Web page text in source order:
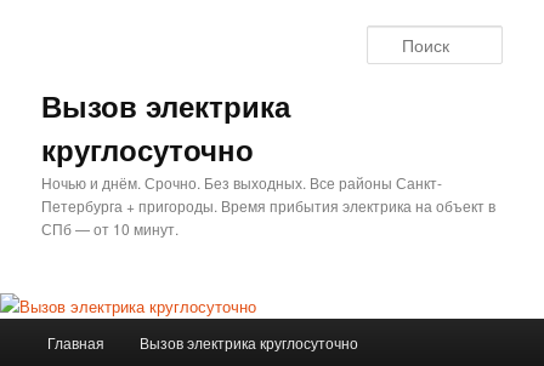
Вызов электрика
круглосуточно
Ночью и днём. Срочно. Без выходных. Все районы Санкт-
Петербурга + пригороды. Время прибытия электрика на объект в
СПб — от 10 минут.
Главная Вызов электрика круглосуточно